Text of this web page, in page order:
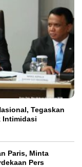
Tegaskan
Intimidasi
Paris, Minta
Pers